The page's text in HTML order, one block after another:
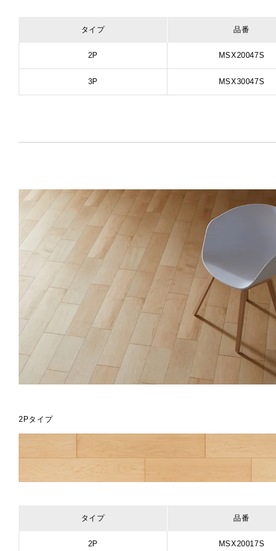
タイプ 品番
2P MSX20047S
3P MSX30047S
2Pタイプ
タイプ 品番
2P MSX20017S